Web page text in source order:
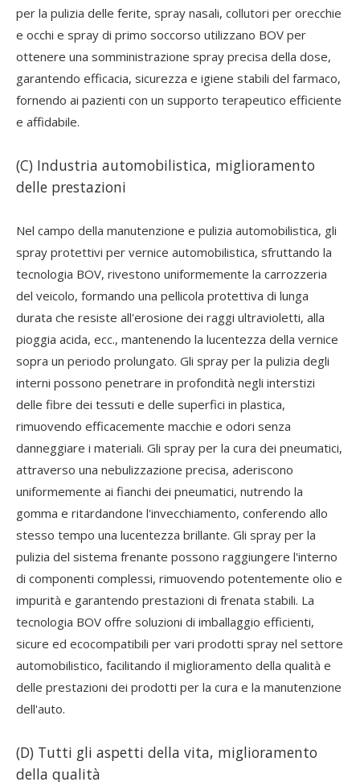
per la pulizia delle ferite, spray nasali, collutori per orecchie
e occhi e spray di primo soccorso utilizzano BOV per
ottenere una somministrazione spray precisa della dose,
garantendo efficacia, sicurezza e igiene stabili del farmaco,
fornendo ai pazienti con un supporto terapeutico efficiente
e affidabile.
(C) Industria automobilistica, miglioramento
delle prestazioni
Nel campo della manutenzione e pulizia automobilistica, gli
spray protettivi per vernice automobilistica, sfruttando la
tecnologia BOV, rivestono uniformemente la carrozzeria
del veicolo, formando una pellicola protettiva di lunga
durata che resiste all'erosione dei raggi ultravioletti, alla
pioggia acida, ecc., mantenendo la lucentezza della vernice
sopra un periodo prolungato. Gli spray per la pulizia degli
interni possono penetrare in profondità negli interstizi
delle fibre dei tessuti e delle superfici in plastica,
rimuovendo efficacemente macchie e odori senza
danneggiare i materiali. Gli spray per la cura dei pneumatici,
attraverso una nebulizzazione precisa, aderiscono
uniformemente ai fianchi dei pneumatici, nutrendo la
gomma e ritardandone l'invecchiamento, conferendo allo
stesso tempo una lucentezza brillante. Gli spray per la
pulizia del sistema frenante possono raggiungere l'interno
di componenti complessi, rimuovendo potentemente olio e
impurità e garantendo prestazioni di frenata stabili. La
tecnologia BOV offre soluzioni di imballaggio efficienti,
sicure ed ecocompatibili per vari prodotti spray nel settore
automobilistico, facilitando il miglioramento della qualità e
delle prestazioni dei prodotti per la cura e la manutenzione
dell'auto.
(D) Tutti gli aspetti della vita, miglioramento
della qualità